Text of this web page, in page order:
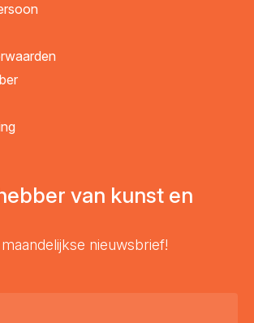
van kunst en
nieuwsbrief!